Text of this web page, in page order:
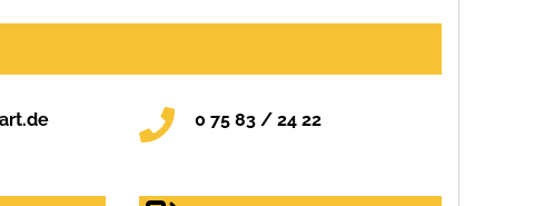
0 75 83 / 24 22